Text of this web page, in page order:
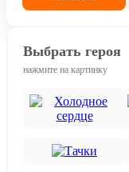
Выбрать героя
нажмите на картинку